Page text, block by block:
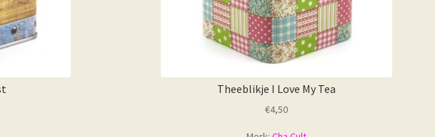
Theeblikje I Love My Tea
€4,50